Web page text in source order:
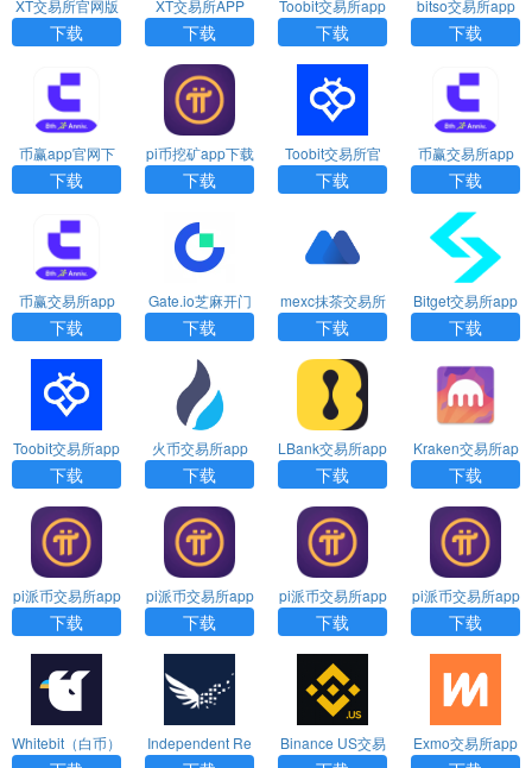
XT交易所官网版
下载app
下载
XT交易所APP
下载
Toobit交易所app
官方版下载
下载
bitso交易所app
官方下载
下载
币赢app官网下
载
下载
pi币挖矿app下载
官网
下载
Toobit交易所官
方版app下载
下载
币赢交易所app
官网下载最新版
下载
币赢交易所app
官网下载
下载
Gate.io芝麻开门
交易所app官网
下载
下载
mexc抹茶交易所
app官方下载
下载
Bitget交易所app
官方下载
下载
Toobit交易所app
官网下载
下载
火币交易所app
官方下载
下载
LBank交易所app
安卓版下载
下载
Kraken交易所ap
p官方版下载
下载
pi派币交易所app
2025安卓版下载
下载
pi派币交易所app
2025官网版下载
下载
pi派币交易所app
2025最新版下载
下载
pi派币交易所app
官方下载
下载
Whitebit（白币）
Independent Re
Binance US交易
Exmo交易所app